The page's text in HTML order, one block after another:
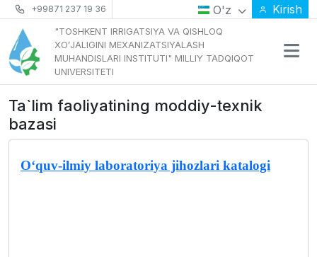
+99871 237 19 36 O'z Kirish
"TOSHKENT IRRIGATSIYA VA QISHLOQ
XOʻJALIGINI MEXANIZATSIYALASH
MUHANDISLARI INSTITUTI" MILLIY TADQIQOT
UNIVERSITETI
Ta`lim faoliyatining moddiy-texnik
bazasi
O‘quv-ilmiy laboratoriya jihozlari katalogi